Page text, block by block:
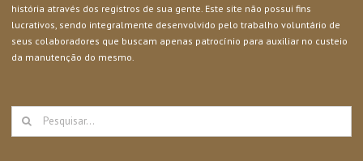
história através dos registros de sua gente. Este site não possui fins
lucrativos, sendo integralmente desenvolvido pelo trabalho voluntário de
seus colaboradores que buscam apenas patrocínio para auxiliar no custeio
da manutenção do mesmo.
Buscar
resultados